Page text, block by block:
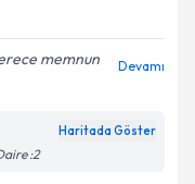
memnun
Devamı
Haritada Göster
:2